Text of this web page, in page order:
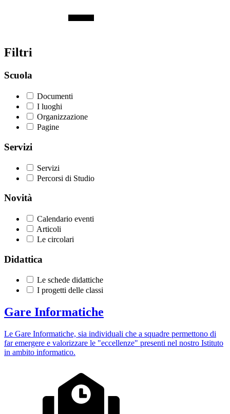
Filtri
Scuola
Documenti
I luoghi
Organizzazione
Pagine
Servizi
Servizi
Percorsi di Studio
Novità
Calendario eventi
Articoli
Le circolari
Didattica
Le schede didattiche
I progetti delle classi
Gare Informatiche
Le Gare Informatiche, sia individuali che a squadre permettono di
far emergere e valorizzare le "eccellenze" presenti nel nostro Istituto
in ambito informatico.